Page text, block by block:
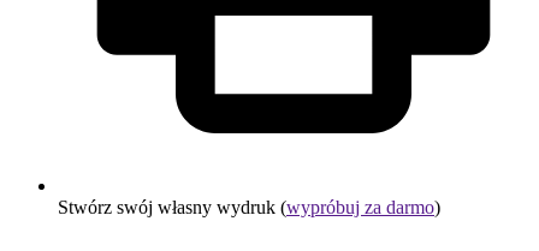
Stwórz swój własny wydruk (wypróbuj za darmo)